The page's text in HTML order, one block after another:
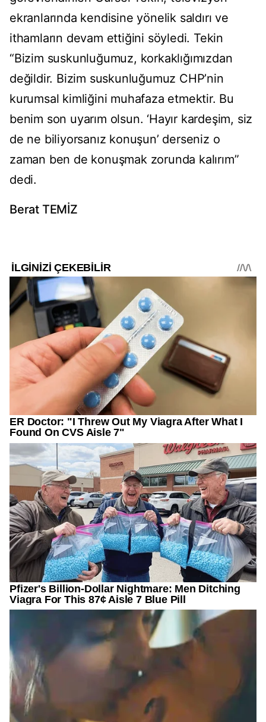
ekranlarında kendisine yönelik saldırı ve
ithamların devam ettiğini söyledi. Tekin
“Bizim suskunluğumuz, korkaklığımızdan
değildir. Bizim suskunluğumuz CHP’nin
kurumsal kimliğini muhafaza etmektir. Bu
benim son uyarım olsun. ‘Hayır kardeşim, siz
de ne biliyorsanız konuşun’ derseniz o
zaman ben de konuşmak zorunda kalırım”
dedi.
Berat TEMİZ